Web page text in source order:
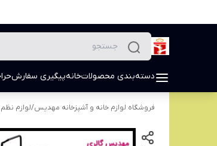
دسته‌بندی محصولاتخانهپیگیری سفارش
فروشگاه لوازم خانه و آشپزخانه مهدیس/لوازم